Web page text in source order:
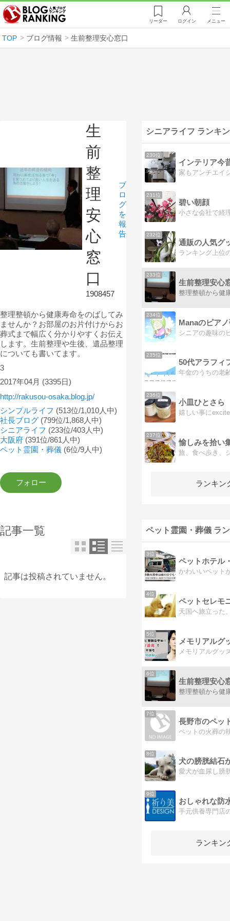
リーダー ログイン メニュー
TOP ブログ情報 生前整理安心窓口
生
前
整
理
安
心
窓
口
1908457
ブ
ロ
グ
を
報
告
整理整頓から健康寿命をのばしてみ
ませんか？お部屋のお片付けからお
葬式まで幅広く分かりやすくお伝え
します。生前整理や生後、遺品整理
についても書いてます。
3
2017年04月 (3395日)
http://rakusou-osaka.blog.jp/
シンプルライフ (513位/1,010人中)
社長ブログ (799位/1,868人中)
シニアライフ (233位/403人中)
大阪府 (391位/861人中)
ペット霊園・葬儀 (6位/9人中)
記事一覧
記事は投稿されていません。
シニアライフ ランキ
230位
インテリア今
231位
碧い朝顔
232位
通販の人気グ
233位
生前整理安心
234位
Manaのピア
シニアの趣味の
235位
236位
小皿ひとさら
237位
愉しみを拾い
ランキン
ペット霊園・葬儀 ラ
3位
4位
ペットセレモ
5位
6位
生前整理安心
7位
8位
9位
おしゃれな防
ランキン